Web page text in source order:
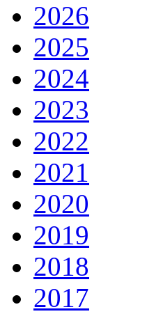
2026
2025
2024
2023
2022
2021
2020
2019
2018
2017